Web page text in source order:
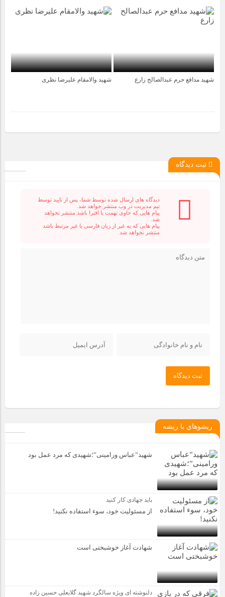
شهید مدافع حرم عبدالصالح زارع شهید والامقام علیرضا نظری
ثبت دیدگاه
دیدگاه های ارسال شده توسط شما، پس از تایید توسط
تیم مدیریت در وب منتشر خواهد شد.
پیام هایی که حاوی تهمت یا افترا باشد منتشر نخواهد
شد.
پیام هایی که به غیر از زبان فارسی یا غیر مرتبط باشد
منتشر نخواهد شد.
ثبت دیدگاه
ريشوهاي با ريشه
شهید”عباس ورامینی”؛شهیدی که مرد عمل بود
باید جهادی کار کنید
از مسئولیت خود، سوء استفاده نکنید!
شهادت آغاز خوشبختی است
دلنوشته ای ویژه سالگرد شهید گلابعلی حسین زاده